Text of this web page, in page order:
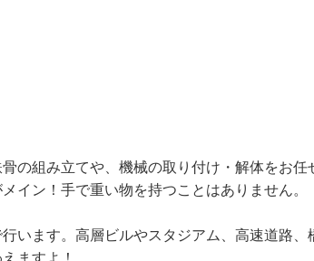
の組み立てや、機械の取り付け・解体をお